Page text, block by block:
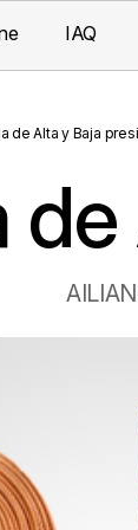
IAQ
de Alta y Baja